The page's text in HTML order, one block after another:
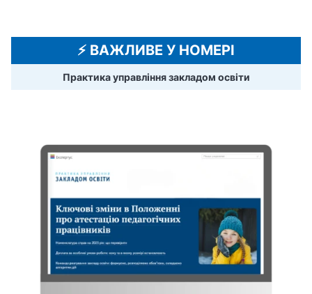
⚡️ ВАЖЛИВЕ У НОМЕРІ
Практика управління закладом освіти